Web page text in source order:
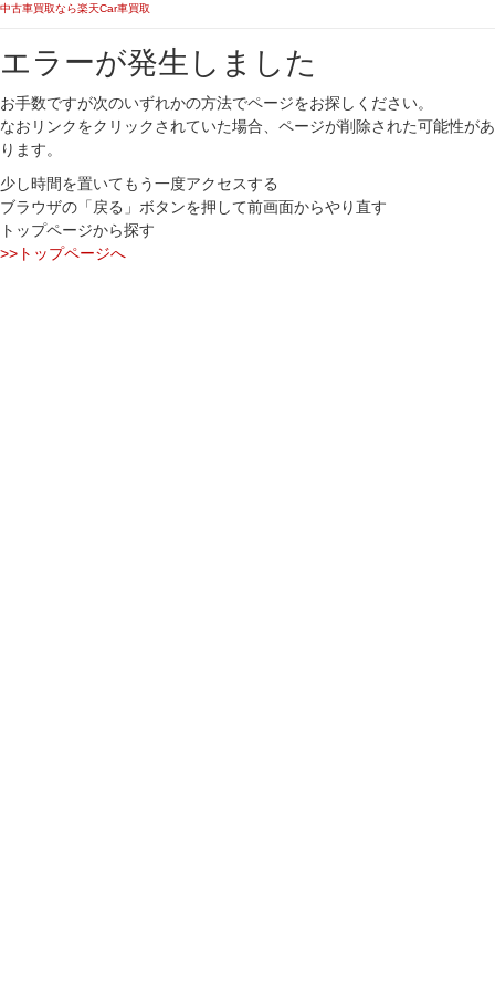
中古車買取なら楽天Car車買取
エラーが発生しました
お手数ですが次のいずれかの方法でページをお探しください。
なおリンクをクリックされていた場合、ページが削除された可能性があ
ります。
少し時間を置いてもう一度アクセスする
ブラウザの「戻る」ボタンを押して前画面からやり直す
トップページから探す
>>トップページへ